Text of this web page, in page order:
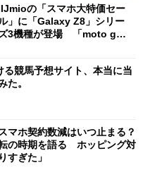
の「スマホ大特価セー
」に「Galaxy Z8」シリー
ズ3機種が登場 「moto g37
る競馬予想サイト、本当に当
た。
マホ契約数減はいつ止まる？
の時期を語る ホッピング対
すぎた」